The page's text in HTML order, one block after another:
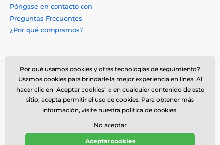
Póngase en contacto con
Preguntas Frecuentes
¿Por qué comprarnos?
© 2026 www.trophymonster.mx ⦁ Tienda electrónica creada por
SIMPLIA.cz
Por qué usamos cookies y otras tecnologías de seguimiento?
Usamos cookies para brindarle la mejor experiencia en línea. Al
hacer clic en "Aceptar cookies" o en cualquier contenido de este
sitio, acepta permitir el uso de cookies. Para obtener más
información, visite nuestra política de cookies.
No aceptar
Aceptar cookies